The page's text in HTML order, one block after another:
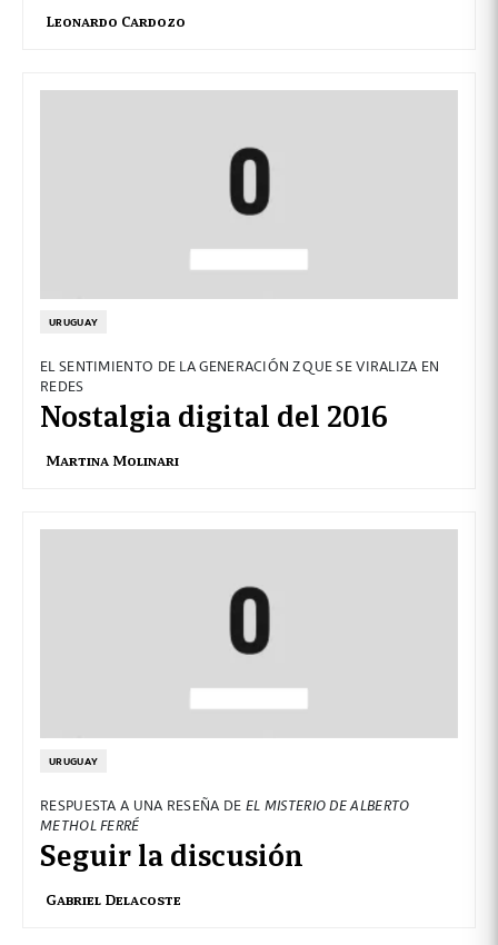
Leonardo Cardozo
URUGUAY
EL SENTIMIENTO DE LA GENERACIÓN Z QUE SE VIRALIZA EN
REDES
Nostalgia digital del 2016
Martina Molinari
URUGUAY
RESPUESTA A UNA RESEÑA DE EL MISTERIO DE ALBERTO
METHOL FERRÉ
Seguir la discusión
Gabriel Delacoste